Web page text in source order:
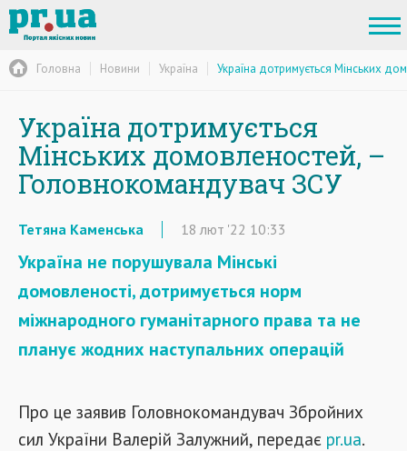
Головна Новини Україна Україна дотримується Мінських
Україна дотримується
Мінських домовленостей, –
Головнокомандувач ЗСУ
Тетяна Каменська 18 лют '22 10:33
Україна не порушувала Мінські
домовленості, дотримується норм
міжнародного гуманітарного права та не
планує жодних наступальних операцій
Про це заявив Головнокомандувач Збройних
сил України Валерій Залужний, передає pr.ua.